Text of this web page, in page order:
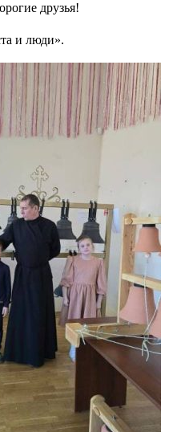
друзья!
и люди».